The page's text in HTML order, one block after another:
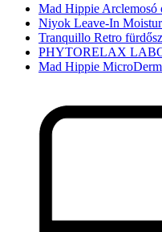
Mad Hippie Arclemosó
Niyok Leave-In
Tranquillo Retro
PHYTORELAX
Mad Hippie